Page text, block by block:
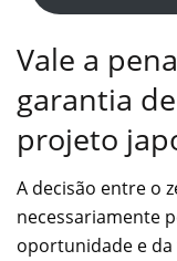
Vale a
garantia
projeto
A decisão entre o
necessariamente
oportunidade e